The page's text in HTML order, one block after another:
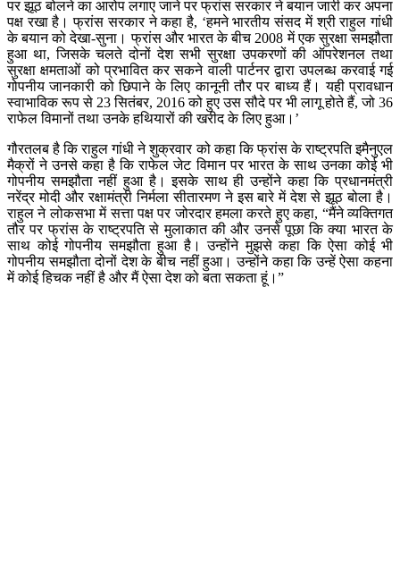
पर झूठ बोलने का आरोप लगाए जाने पर फ्रांस सरकार ने बयान जारी कर अपना
पक्ष रखा है। फ्रांस सरकार ने कहा है, ‘हमने भारतीय संसद में श्री राहुल गांधी
के बयान को देखा-सुना। फ्रांस और भारत के बीच 2008 में एक सुरक्षा समझौता
हुआ था, जिसके चलते दोनों देश सभी सुरक्षा उपकरणों की ऑपरेशनल तथा
सुरक्षा क्षमताओं को प्रभावित कर सकने वाली पार्टनर द्वारा उपलब्ध करवाई गई
गोपनीय जानकारी को छिपाने के लिए कानूनी तौर पर बाध्य हैं। यही प्रावधान
स्वाभाविक रूप से 23 सितंबर, 2016 को हुए उस सौदे पर भी लागू होते हैं, जो 36
राफेल विमानों तथा उनके हथियारों की खरीद के लिए हुआ।’
गौरतलब है कि राहुल गांधी ने शुक्रवार को कहा कि फ्रांस के राष्ट्रपति इमैनुएल
मैक्रों ने उनसे कहा है कि राफेल जेट विमान पर भारत के साथ उनका कोई भी
गोपनीय समझौता नहीं हुआ है। इसके साथ ही उन्होंने कहा कि प्रधानमंत्री
नरेंद्र मोदी और रक्षामंत्री निर्मला सीतारमण ने इस बारे में देश से झूठ बोला है।
राहुल ने लोकसभा में सत्ता पक्ष पर जोरदार हमला करते हुए कहा, “मैंने व्यक्तिगत
तौर पर फ्रांस के राष्ट्रपति से मुलाकात की और उनसे पूछा कि क्या भारत के
साथ कोई गोपनीय समझौता हुआ है। उन्होंने मुझसे कहा कि ऐसा कोई भी
गोपनीय समझौता दोनों देश के बीच नहीं हुआ। उन्होंने कहा कि उन्हें ऐसा कहना
में कोई हिचक नहीं है और मैं ऐसा देश को बता सकता हूं।”